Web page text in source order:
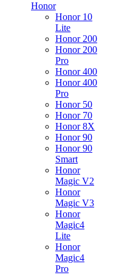
Honor
Honor 10
Lite
Honor 200
Honor 200
Pro
Honor 400
Honor 400
Pro
Honor 50
Honor 70
Honor 8X
Honor 90
Honor 90
Smart
Honor
Magic V2
Honor
Magic V3
Honor
Magic4
Lite
Honor
Magic4
Pro